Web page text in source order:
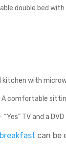
double bed
with
A comfortable
“Yes” TV and a
can be